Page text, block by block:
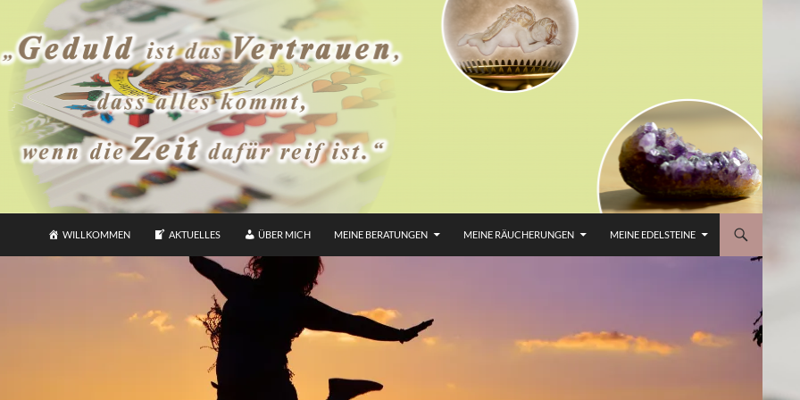
WILLKOMMEN AKTUELLES ÜBER MICH MEINE BERATUNGEN MEINE RÄUCHERUNGEN MEINE EDELSTEINE